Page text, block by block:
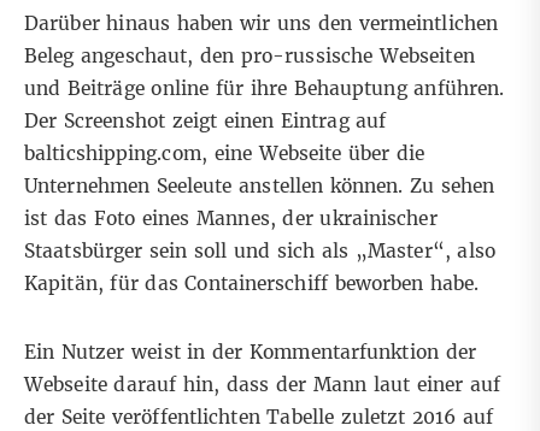
Darüber hinaus haben wir uns den vermeintlichen
Beleg angeschaut, den pro-russische Webseiten
und Beiträge online für ihre Behauptung anführen.
Der Screenshot zeigt einen Eintrag auf
balticshipping.com, eine Webseite über die
Unternehmen Seeleute anstellen können. Zu sehen
ist das Foto eines Mannes, der ukrainischer
Staatsbürger sein soll und sich als „Master“, also
Kapitän, für das Containerschiff beworben habe.
Ein Nutzer weist in der Kommentarfunktion der
Webseite darauf hin, dass der Mann laut einer auf
der Seite veröffentlichtenTabelle zuletzt 2016 auf